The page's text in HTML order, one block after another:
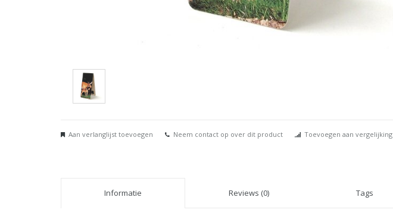
Aan verlanglijst toevoegen Neem contact op over dit product Toevoegen aan vergelijking
Informatie Reviews (0) Tags